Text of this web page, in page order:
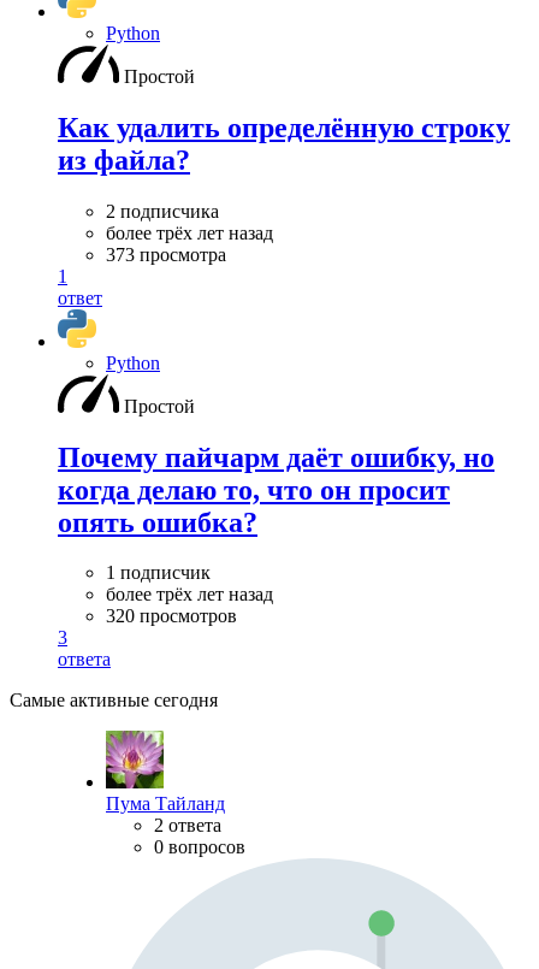
Python
Простой
Как удалить определённую строку
из файла?
2 подписчика
более трёх лет назад
373 просмотра
1
ответ
Python
Простой
Почему пайчарм даёт ошибку, но
когда делаю то, что он просит
опять ошибка?
1 подписчик
более трёх лет назад
320 просмотров
3
ответа
Самые активные сегодня
Пума Тайланд
2 ответа
0 вопросов